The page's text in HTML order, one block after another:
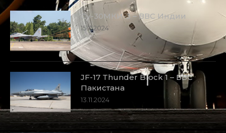
Су-30МКИ-3 – ВВС Индии
15.11.2024
JF-17 Thunder Block 1 – ВВС
Пакистана
13.11.2024